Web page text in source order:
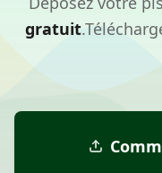
gratuit.